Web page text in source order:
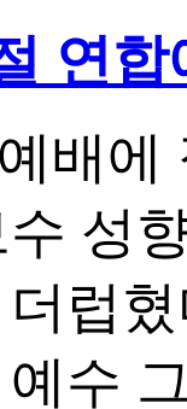
연
배에
성
럽
예수